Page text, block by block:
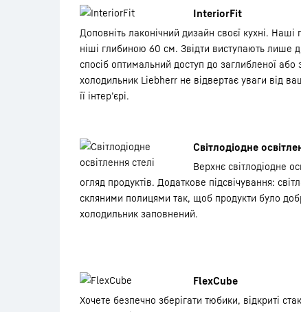
InteriorFit
Доповніть лаконічний дизайн своєї кухні.
ніші глибиною 60 см. Звідти виступають лише
спосіб оптимальний доступ до заглибленої або
холодильник Liebherr не відвертає уваги від
її інтер’єрі.
Світлодіодне
Верхнє світлодіодне
огляд продуктів. Додаткове підсвічування:
скляними полицями так, щоб продукти було
холодильник заповнений.
FlexCube
Хочете безпечно зберігати тюбики, відкриті